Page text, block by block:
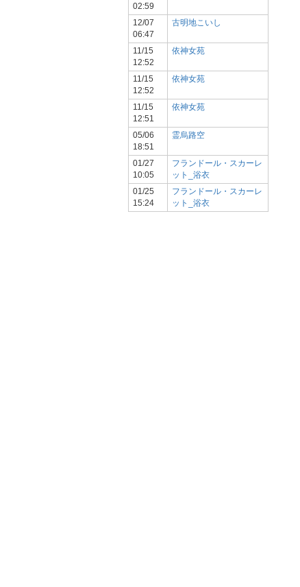
02:59
12/07
06:47
古明地こいし
11/15
12:52
依神女苑
11/15
12:52
依神女苑
11/15
12:51
依神女苑
05/06
18:51
霊烏路空
01/27
10:05
フランドール・スカーレ
ット_浴衣
01/25
15:24
フランドール・スカーレ
ット_浴衣